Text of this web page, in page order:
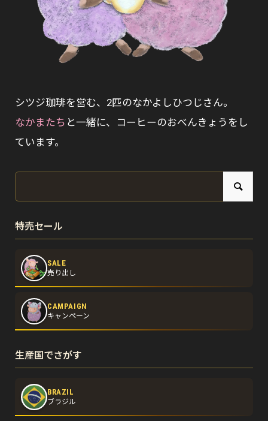
シツジ珈琲を営む、2匹のなかよしひつじさん。
なかまたち と一緒に、コーヒーのおべんきょうをし
ています。
特売セール
SALE
売り出し
CAMPAIGN
キャンペーン
生産国でさがす
BRAZIL
ブラジル